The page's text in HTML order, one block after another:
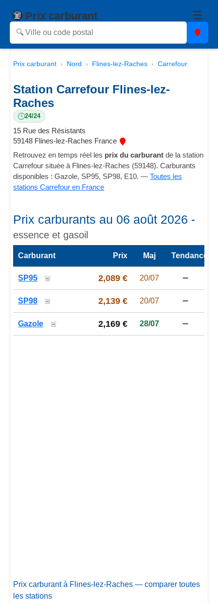
Prix carburant ☰
Prix carburant Nord Flines-lez-Raches Carrefour
Station Carrefour Flines-lez-
Raches
24/24
15 Rue des Résistants
59148 Flines-lez-Raches France
Retrouvez en temps réel les prix du carburant de la station
Carrefour située à Flines-lez-Raches (59148). Carburants
disponibles : Gazole, SP95, SP98, E10. —Toutes les
stations Carrefour en France
Prix carburants au 06 août 2026 -
essence et gasoil
Carburant Prix Maj Tendance
SP95 🚨 2,089 € 20/07 ➖
SP98 🚨 2,139 € 20/07 ➖
Gazole 🚨 2,169 € 28/07 ➖
Prix carburant à Flines-lez-Raches — comparer toutes
les stations